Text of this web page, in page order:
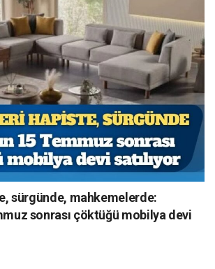
sürgünde, mahkemelerde:
sonrası çöktüğü mobilya devi